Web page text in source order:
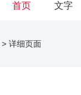
首页 文字
> 详细页面